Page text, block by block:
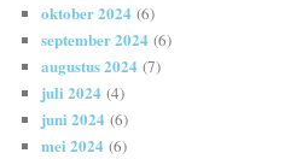
oktober 2024 (6)
september 2024 (6)
augustus 2024 (7)
juli 2024 (4)
juni 2024 (6)
mei 2024 (6)